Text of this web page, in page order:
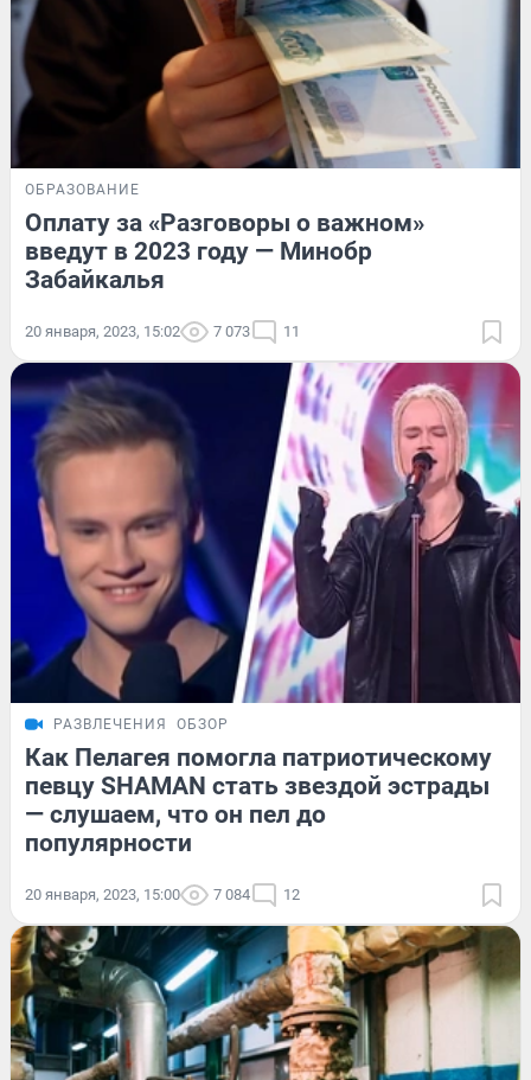
ОБРАЗОВАНИЕ
Оплату за «Разговоры о важном»
введут в 2023 году — Минобр
Забайкалья
20 января, 2023, 15:02 7 073 11
РАЗВЛЕЧЕНИЯ ОБЗОР
Как Пелагея помогла патриотическому
певцу SHAMAN стать звездой эстрады
— слушаем, что он пел до
популярности
20 января, 2023, 15:00 7 084 12